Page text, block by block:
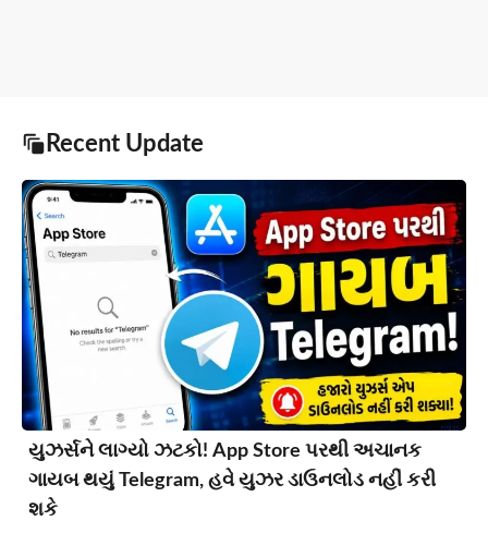
Recent Update
યુઝર્સને લાગ્યો ઝટકો! App Store પરથી અચાનક
ગાયબ થયું Telegram, હવે યુઝર ડાઉનલોડ નહીં કરી
શકે